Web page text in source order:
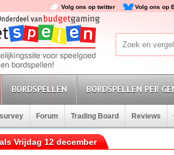
Volg ons op twitter Volg ons op
BORDSPELLEN BORDSPELLEN PER
Forum Trading Board Reviews
Vrijdag 12 december